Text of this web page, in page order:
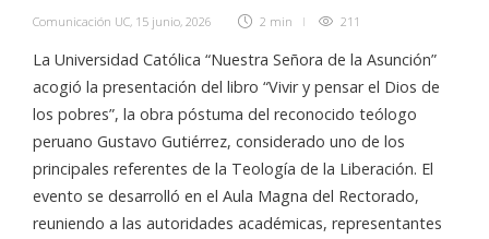
Comunicación UC, 15 junio, 2026 2 min 211
La Universidad Católica “Nuestra Señora de la Asunción”
acogió la presentación del libro “Vivir y pensar el Dios de
los pobres”, la obra póstuma del reconocido teólogo
peruano Gustavo Gutiérrez, considerado uno de los
principales referentes de la Teología de la Liberación. El
evento se desarrolló en el Aula Magna del Rectorado,
reuniendo a las autoridades académicas, representantes